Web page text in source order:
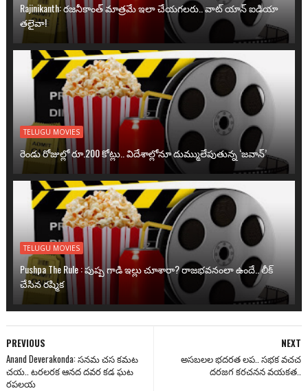
Rajinikanth: రజనీకాంత్ మాత్రమే ఇలా చేయగలరు.. వాట్ యాన్ ఐడియా
తలైవా!
TELUGU MOVIES
రెండు రోజుల్లో రూ.200 కోట్లు.. విదేశాల్లోనూ దుమ్ములేపుతున్న ‘జవాన్’
TELUGU MOVIES
Pushpa The Rule : పుష్ప గాడి ఇల్లు చూశారా? రాజభవనంలా ఉందే.. లీక్
చేసిన రష్మిక
NEXT
అసబలల భదరత లప.. సభక వచచ
దరజగ కరచనన వయకత..
PREVIOUS
Anand Deverakonda: సనమ చస కమట
చయ.. టరలరక ఆనద దవర కడ ఘట
రపలయ